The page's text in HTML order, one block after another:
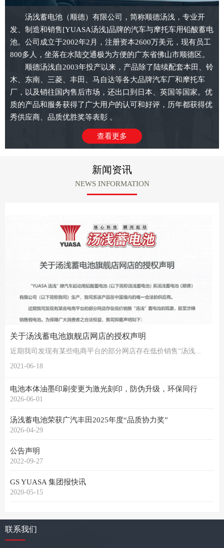
汤浅蓄电池（顺德）有限公司，简称顺德汤浅，专业开
发、制造和销售[YUASA汤浅]品牌的汽车与摩托车用铅酸蓄电
池。公司成立于2002年2月，注册资本2600万美元，现有员工
800多人，坐落在水陆交通极为方便的广东省佛山市顺德区。
顺德汤浅自2003年投产以来，产品除了陆续配套本田、铃
木、东南、三菱、丰田、马自达等各大品牌汽车厂和摩托车
厂，以及销往国内售后市场，还出口到日本、英国等国家。优
质的产品和服务获得了广大用户的认可和好评，历年都获得优
秀供应商、品质优胜奖等表彰 。
查看更多
新闻资讯
NEWS INFORMATION
关于汤浅蓄电池旗舰店网店的授权声明
近期我司发现有某些电商平台的部分网店存在低价销售“汤浅...
2021-06-18
电池本体油墨印刷变更为激光刻印，防伪升级，环保同行
2026-06-01
汤浅蓄电池荣获广汽丰田2025年度“品质协力奖”
2026-04-29
公告声明
2022-09-27
GS YUASA 集团报快讯
2020-05-15
联系我们